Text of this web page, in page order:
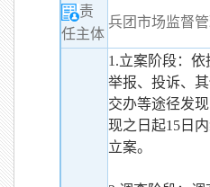
责
任主体
兵团市场监督
1.立案阶段：
举报、投诉、
交办等途径发
现之日起15日
立案。